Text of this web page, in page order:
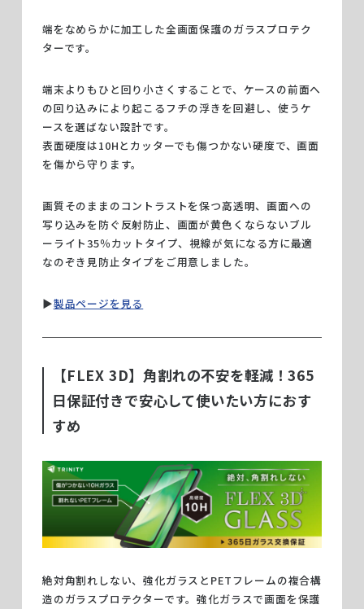
端をなめらかに加工した全画面保護のガラスプロテク
ターです。
端末よりもひと回り小さくすることで、ケースの前面へ
の回り込みにより起こるフチの浮きを回避し、使うケ
ースを選ばない設計です。
表面硬度は10Hとカッターでも傷つかない硬度で、画面
を傷から守ります。
画質そのままのコントラストを保つ高透明、画面への
写り込みを防ぐ反射防止、画面が黄色くならないブル
ーライト35％カットタイプ、視線が気になる方に最適
なのぞき見防止タイプをご用意しました。
▶︎製品ページを見る
【FLEX 3D】角割れの不安を軽減！365
日保証付きで安心して使いたい方におす
すめ
絶対角割れしない、強化ガラスとPETフレームの複合構
造のガラスプロテクターです。強化ガラスで画面を保護